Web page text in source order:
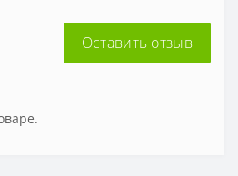
Оставить отзыв